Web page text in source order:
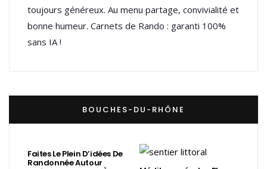
toujours généreux. Au menu partage, convivialité et
bonne humeur. Carnets de Rando : garanti 100%
sans IA !
BOUCHES-DU-RHÔNE
Faites Le Plein D’idées De
Randonnée Autour